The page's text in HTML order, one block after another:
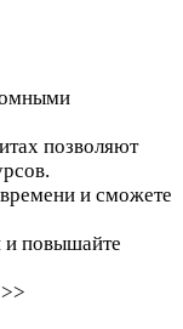
позволяют
и сможете
и повышайте